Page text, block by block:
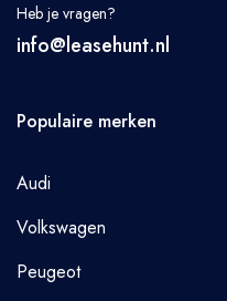
Heb je vragen?
info@leasehunt.nl
Populaire merken
Audi
Volkswagen
Peugeot